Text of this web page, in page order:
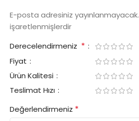
E-posta adresiniz yayınlanmayacak.
işaretlenmişlerdir
Derecelendirmeniz *
Fiyat
Ürün Kalitesi
Teslimat Hızı
Değerlendirmeniz *